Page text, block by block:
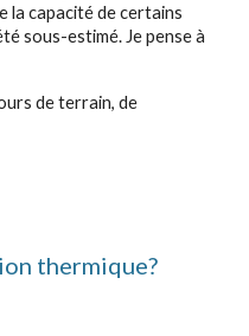
la capacité de certains
sous-estimé. Je pense à
de terrain, de
thermique?